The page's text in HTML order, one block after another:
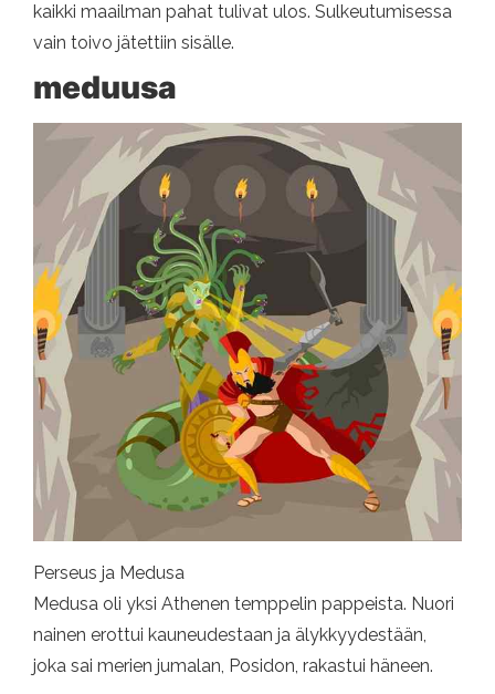
kaikki maailman pahat tulivat ulos. Sulkeutumisessa
vain toivo jätettiin sisälle.
meduusa
Perseus ja Medusa
Medusa oli yksi Athenen temppelin pappeista. Nuori
nainen erottui kauneudestaan ​​ja älykkyydestään,
joka sai merien jumalan, Posidon, rakastui häneen.